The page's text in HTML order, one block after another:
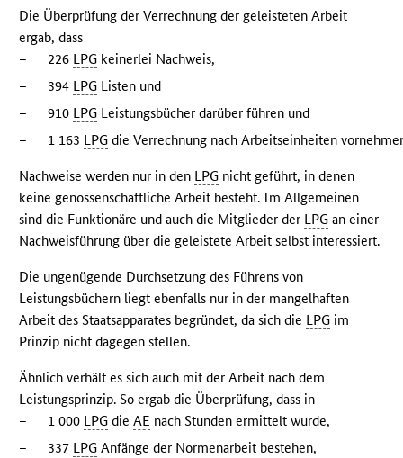
Die Überprüfung der Verrechnung der geleisteten Arbeit
ergab, dass
–
226 LPG keinerlei Nachweis,
–
394 LPG Listen und
–
910 LPG Leistungsbücher darüber führen und
–
1 163 LPG die Verrechnung nach Arbeitseinheiten
Nachweise werden nur in den LPG nicht geführt, in denen
keine genossenschaftliche Arbeit besteht. Im Allgemeinen
sind die Funktionäre und auch die Mitglieder der LPG an einer
Nachweisführung über die geleistete Arbeit selbst interessiert.
Die ungenügende Durchsetzung des Führens von
Leistungsbüchern liegt ebenfalls nur in der mangelhaften
Arbeit des Staatsapparates begründet, da sich die LPG im
Prinzip nicht dagegen stellen.
Ähnlich verhält es sich auch mit der Arbeit nach dem
Leistungsprinzip. So ergab die Überprüfung, dass in
–
1 000 LPG dieAE nach Stunden ermittelt wurde,
–
337 LPG Anfänge der Normenarbeit bestehen,